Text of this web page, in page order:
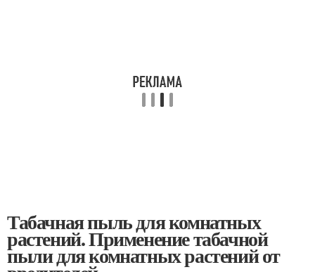
Табачная пыль для комнатных
растений. Применение табачной
пыли для комнатных растений от